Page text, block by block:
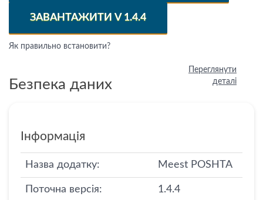
ЗАВАНТАЖИТИ V 1.4.4
Як правильно встановити?
Безпека даних
Переглянути
деталі
Інформація
Назва додатку: Meest POSHTA
Поточна версія: 1.4.4